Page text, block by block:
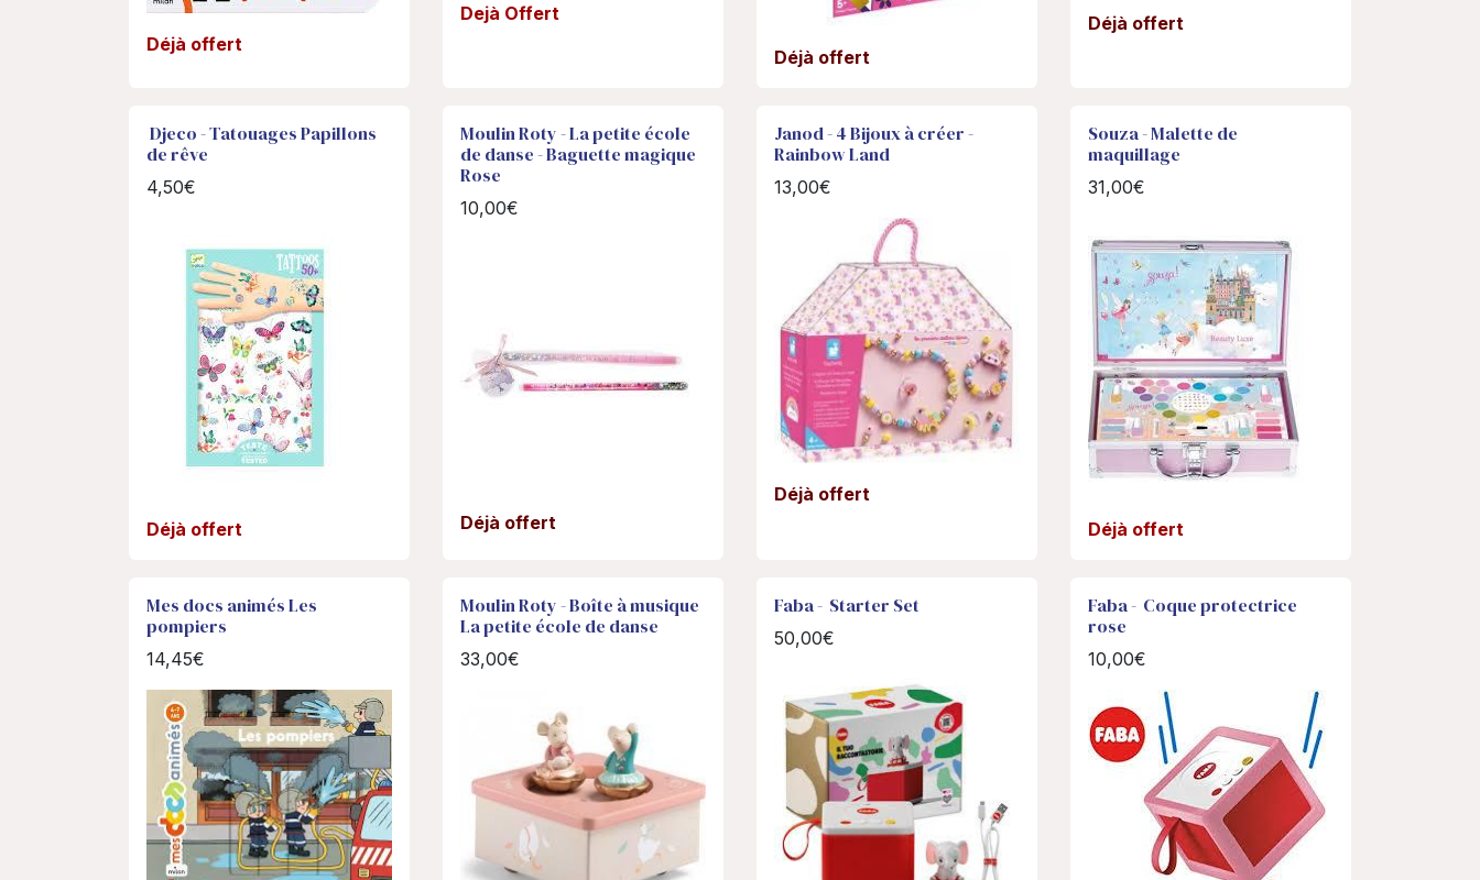
Déjà offert
Dejà Offert
Déjà offert
Déjà offert
Djeco - Tatouages Papillons
de rêve
4,50€
Déjà offert
Moulin Roty - La petite école
de danse - Baguette magique
Rose
10,00€
Déjà offert
Janod - 4 Bijoux à créer -
Rainbow Land
13,00€
Déjà offert
Souza - Malette de
maquillage
31,00€
Déjà offert
Mes docs animés Les
pompiers
14,45€
Moulin Roty - Boîte à musique
La petite école de danse
33,00€
Faba - Starter Set
50,00€
Faba - Coque protectrice
rose
10,00€